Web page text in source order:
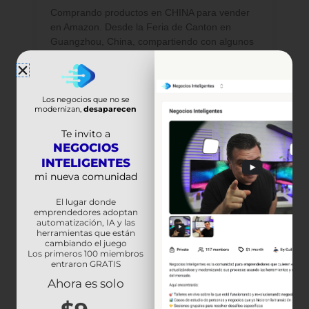
Comprando productos en CHINA para vender
en Amazon. Desde la Feria de Canton en
Guangzhou, China, compartiendo con algunos
Argentina,
Ver más »
3 Razones para venir a la FERIA
Los negocios que no se
modernizan, desaparecen
Te invito a
NEGOCIOS
INTELIGENTES
mi nueva comunidad
El lugar donde
emprendedores adoptan
automatización, IA y las
herramientas que están
cambiando el juego
Los primeros 100 miembros
entraron GRATIS
Ahora es solo